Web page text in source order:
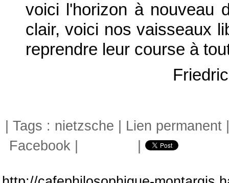
voici l'horizon à nouveau
clair, voici nos vaisseaux
reprendre leur course à
| Tags : nietzsche Lien permanent
Facebook